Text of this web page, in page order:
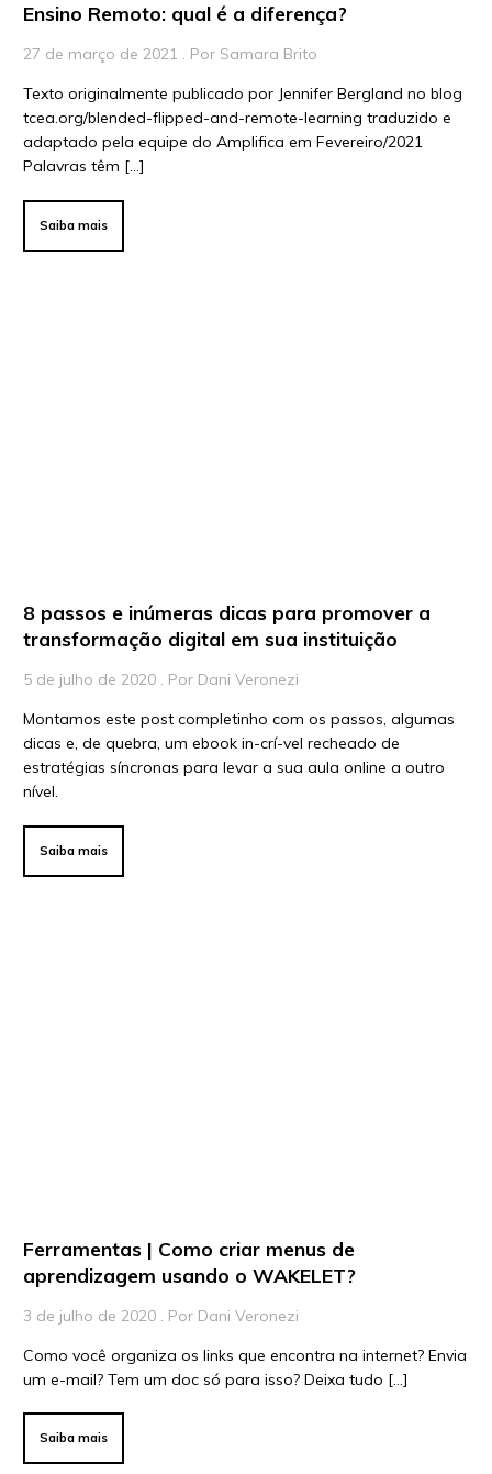
Ensino Remoto: qual é a diferença?
27 de março de 2021 . Por Samara Brito
Texto originalmente publicado por Jennifer Bergland no blog
tcea.org/blended-flipped-and-remote-learning traduzido e
adaptado pela equipe do Amplifica em Fevereiro/2021
Palavras têm […]
Saiba mais
8 passos e inúmeras dicas para promover a
transformação digital em sua instituição
5 de julho de 2020 . Por Dani Veronezi
Montamos este post completinho com os passos, algumas
dicas e, de quebra, um ebook in-crí-vel recheado de
estratégias síncronas para levar a sua aula online a outro
nível.
Saiba mais
Ferramentas | Como criar menus de
aprendizagem usando o WAKELET?
3 de julho de 2020 . Por Dani Veronezi
Como você organiza os links que encontra na internet? Envia
um e-mail? Tem um doc só para isso? Deixa tudo […]
Saiba mais